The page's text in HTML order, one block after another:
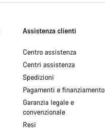
Assistenza clienti
Centro assistenza
Centri assistenza
Spedizioni
Pagamenti e finanziamento
Garanzia legale e
convenzionale
Resi